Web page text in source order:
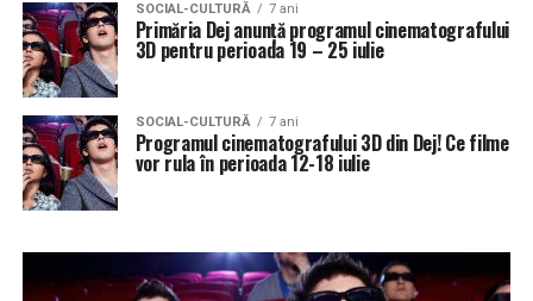
SOCIAL-CULTURĂ 7 ani
Primăria Dej anunță programul cinematografului
3D pentru perioada 19 – 25 iulie
SOCIAL-CULTURĂ 7 ani
Programul cinematografului 3D din Dej! Ce filme
vor rula în perioada 12-18 iulie